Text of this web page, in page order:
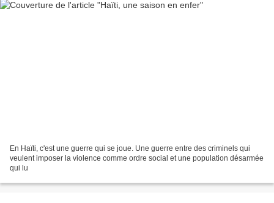
En Haïti, c'est une guerre qui se joue. Une guerre entre des criminels qui
veulent imposer la violence comme ordre social et une population désarmée
qui lu